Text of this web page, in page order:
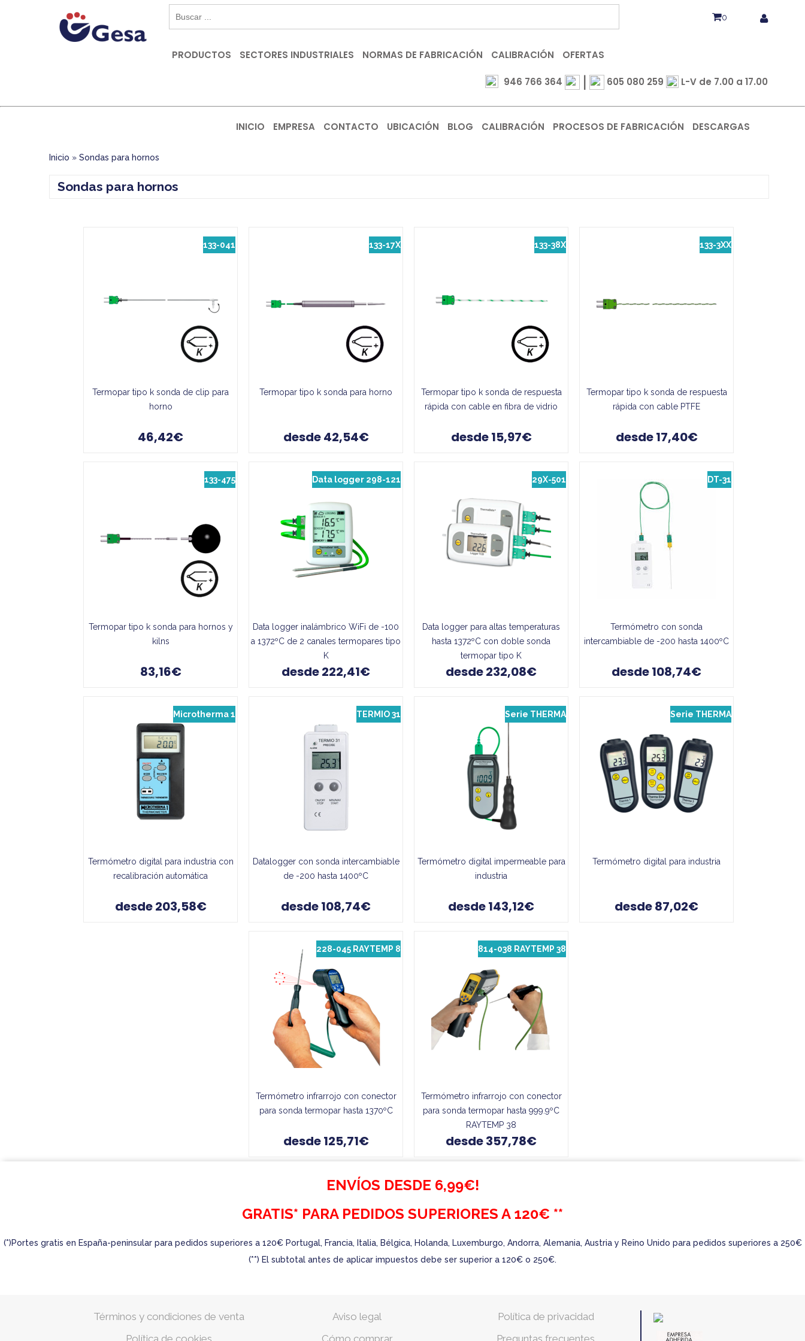
0
PRODUCTOS SECTORES INDUSTRIALES NORMAS DE FABRICACIÓN CALIBRACIÓN OFERTAS
946 766 364 | 605 080 259 L-V de 7.00 a 17.00
INICIO EMPRESA CONTACTO UBICACIÓN BLOG CALIBRACIÓN PROCESOS DE FABRICACIÓN DESCARGAS
Inicio » Sondas para hornos
Sondas para hornos
Termopar tipo k sonda de clip para
horno
46,42€
133-041
Termopar tipo k sonda para horno
desde 42,54€
133-17X
Termopar tipo k sonda de respuesta
rápida con cable en fibra de vidrio
desde 15,97€
133-38X
Termopar tipo k sonda de respuesta
rápida con cable PTFE
desde 17,40€
133-3XX
Termopar tipo k sonda para hornos y
kilns
83,16€
133-475
Data logger inalámbrico WiFi de -100
a 1372ºC de 2 canales termopares tipo
K
desde 222,41€
Data logger 298-121
Data logger para altas temperaturas
hasta 1372ºC con doble sonda
termopar tipo K
desde 232,08€
29X-501
Termómetro con sonda
intercambiable de -200 hasta 1400ºC
desde 108,74€
DT-31
Termómetro digital para industria con
recalibración automática
desde 203,58€
Microtherma 1
Datalogger con sonda intercambiable
de -200 hasta 1400ºC
desde 108,74€
TERMIO 31
Termómetro digital impermeable para
industria
desde 143,12€
Serie THERMA
Termómetro digital para industria
desde 87,02€
Serie THERMA
Termómetro infrarrojo con conector
para sonda termopar hasta 1370ºC
desde 125,71€
228-045 RAYTEMP 8
Termómetro infrarrojo con conector
para sonda termopar hasta 999.9ºC
RAYTEMP 38
desde 357,78€
814-038 RAYTEMP 38
ENVÍOS DESDE 6,99€!
GRATIS* PARA PEDIDOS SUPERIORES A 120€ **
(*)Portes gratis en España-peninsular para pedidos superiores a 120€ Portugal, Francia, Italia, Bélgica, Holanda, Luxemburgo, Andorra, Alemania, Austria y Reino Unido para pedidos superiores a 250€
(**) El subtotal antes de aplicar impuestos debe ser superior a 120€ o 250€.
Términos y condiciones de venta Aviso legal
Política de privacidad
Política de cookies
Cómo comprar Preguntas frecuentes